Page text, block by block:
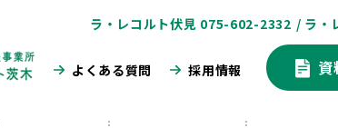
ラ・レコルト伏見 075-602-2332 / ラ・
よくある質問 採用情報 資